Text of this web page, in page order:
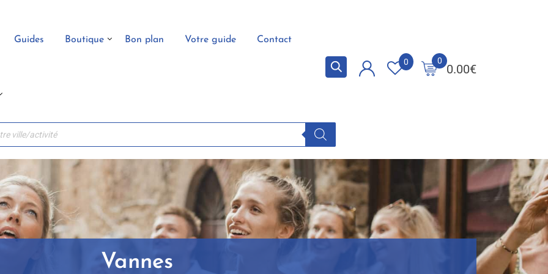
Guides Boutique Bon plan Votre guide Contact
0.00€
0
0
Vannes